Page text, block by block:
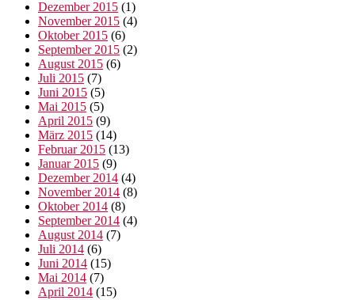
Dezember 2015 (1)
November 2015 (4)
Oktober 2015 (6)
September 2015 (2)
August 2015 (6)
Juli 2015 (7)
Juni 2015 (5)
Mai 2015 (5)
April 2015 (9)
März 2015 (14)
Februar 2015 (13)
Januar 2015 (9)
Dezember 2014 (4)
November 2014 (8)
Oktober 2014 (8)
September 2014 (4)
August 2014 (7)
Juli 2014 (6)
Juni 2014 (15)
Mai 2014 (7)
April 2014 (15)